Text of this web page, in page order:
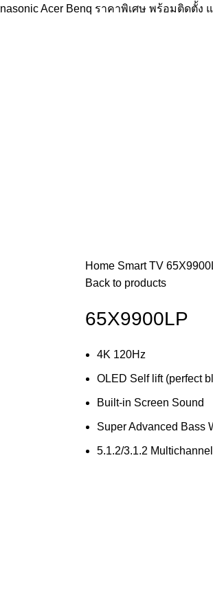
Acer Benq ราคาพิเศษ พร้อมติดตั้ง
Home Smart TV
Back to products
65X9900LP
4K 120Hz
OLED Self lift (perfect
Built-in Screen Sound
Super Advanced Bass
5.1.2/3.1.2 Multichannel